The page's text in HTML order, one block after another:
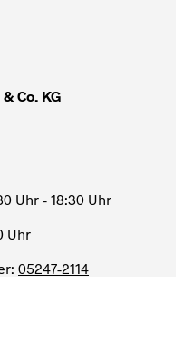
Co. KG
Uhr - 18:30 Uhr
Uhr
05247-2114